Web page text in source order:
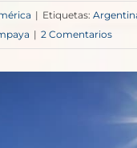
| Etiquetas:
| 2 Comentarios